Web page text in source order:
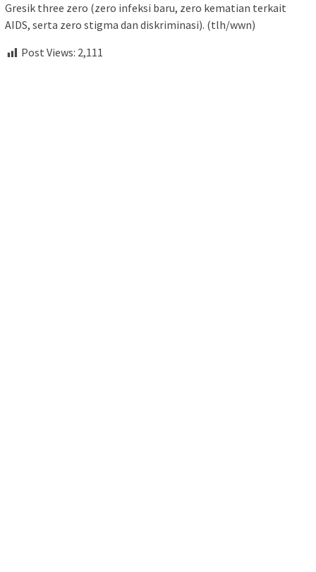
Gresik three zero (zero infeksi baru, zero kematian terkait
AIDS, serta zero stigma dan diskriminasi). (tlh/wwn)
Post Views: 2,111